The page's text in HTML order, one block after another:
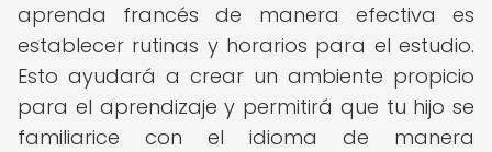
aprenda francés de manera efectiva es
establecer rutinas y horarios para el estudio.
Esto ayudará a crear un ambiente propicio
para el aprendizaje y permitirá que tu hijo se
familiarice con el idioma de manera